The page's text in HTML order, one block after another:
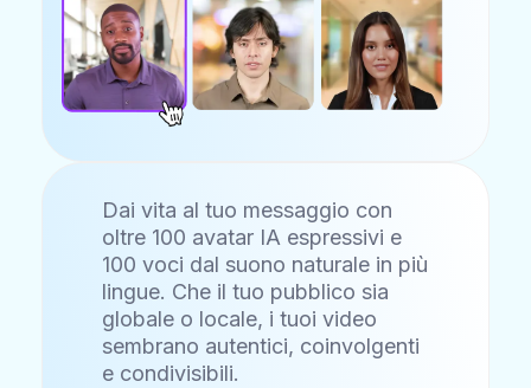
Dai vita al tuo messaggio con
oltre 100 avatar IA espressivi e
100 voci dal suono naturale in più
lingue. Che il tuo pubblico sia
globale o locale, i tuoi video
sembrano autentici, coinvolgenti
e condivisibili.